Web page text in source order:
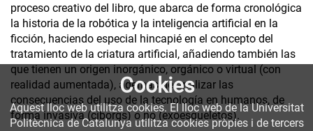
proceso creativo del libro, que abarca de forma cronológica
la historia de la robótica y la inteligencia artificial en la
ficción, haciendo especial hincapié en el concepto del
tratamiento de la criatura artificial, añadiendo también las
que tienen un origen inorgánico, orgánico o virtual (con
realidad aumentada), además de analizar las
consecuencias del uso de la tecnología en humanos, de
forma invasiva (cíborgs) o no (exoesqueletos).
Cookies
Aquest lloc web utilitza cookies. El lloc web de la Universitat
Politècnica de Catalunya utilitza cookies pròpies i de tercers